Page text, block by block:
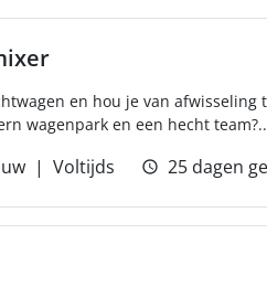
en hou je van
wagenpark en een hecht
Voltijds 25 dagen